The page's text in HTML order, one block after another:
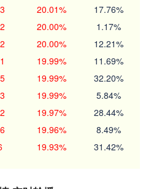
20.01% 17.76%
20.00% 1.17%
20.00% 12.21%
19.99% 11.69%
19.99% 32.20%
19.99% 5.84%
19.97% 28.44%
19.96% 8.49%
19.93% 31.42%